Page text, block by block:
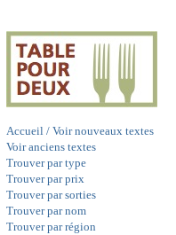
Accueil / Voir nouveaux textes
Voir anciens textes
Trouver par type
Trouver par prix
Trouver par sorties
Trouver par nom
Trouver par région